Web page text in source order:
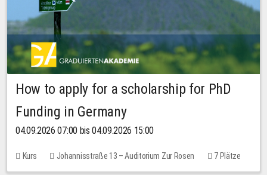
How to apply for a scholarship for PhD
Funding in Germany
04.09.2026 07:00 bis 04.09.2026 15:00
Kurs Johannisstraße 13 – Auditorium Zur Rosen
7 Plätze
10,00 EUR